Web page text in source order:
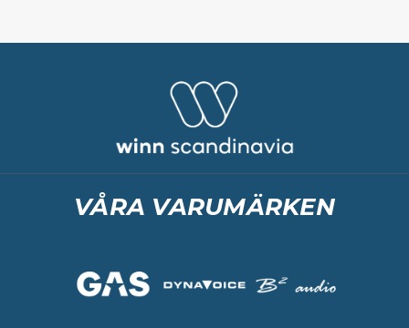
VÅRA VARUMÄRKEN